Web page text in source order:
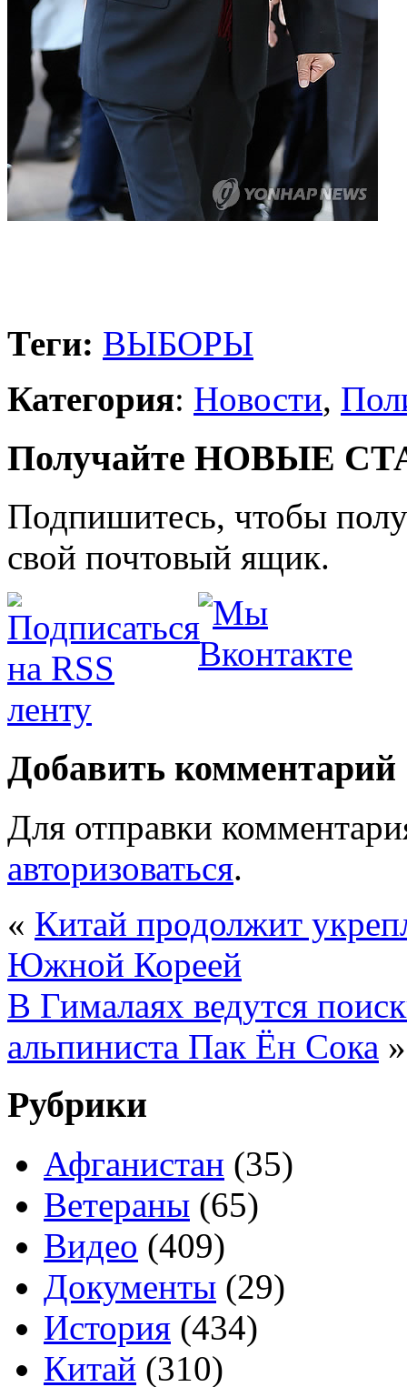
Теги: ВЫБОРЫ
Категория: Новости,
Получайте НОВЫЕ
Подпишитесь, чтобы
свой почтовый ящик.
Добавить комментарий
Для отправки
авторизоваться.
« Китай продолжит
Южной Кореей
В Гималаях ведутся
альпиниста Пак Ён Сока »
Рубрики
Афганистан (35)
Ветераны (65)
Видео (409)
Документы (29)
История (434)
Китай (310)